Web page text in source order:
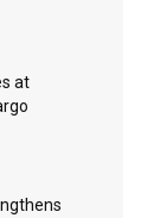
at